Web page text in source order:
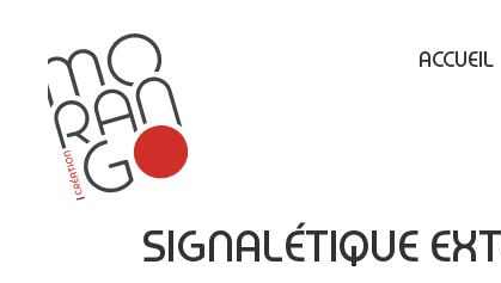
ACCUEIL
SIGNALÉTIQUE